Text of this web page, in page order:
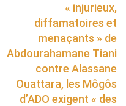
« injurieux,
diffamatoires et
menaçants » de
Abdourahamane Tiani
contre Alassane
Ouattara, les Môgôs
d’ADO exigent « des